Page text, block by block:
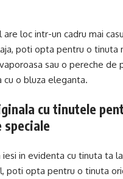
loc intr-un cadru mai
poti opta pentru o tinuta
sau o pereche de
cu o bluza eleganta.
cu tinutele
speciale
in evidenta cu tinuta ta
poti opta pentru o tinuta